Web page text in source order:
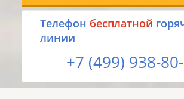
Tелефон бесплатной
линии
+7 (499) 938-